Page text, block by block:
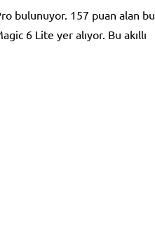
bulunuyor. 157 puan alan bu
6 Lite yer alıyor. Bu akıllı